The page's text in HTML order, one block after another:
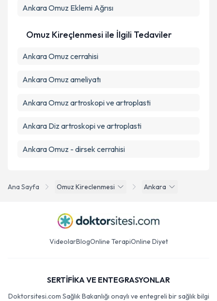
Ana Sayfa Omuz Kireclenmesi Ankara
Ankara Omuz Eklemi Ağrısı
Omuz Kireçlenmesi ile İlgili Tedaviler
Ankara Omuz cerrahisi
Ankara Omuz ameliyatı
Ankara Omuz artroskopi ve artroplasti
Ankara Diz artroskopi ve artroplasti
Ankara Omuz - dirsek cerrahisi
VideolarBlogOnline TerapiOnline Diyet
SERTİFİKA VE ENTEGRASYONLAR
Doktorsitesi.com Sağlık Bakanlığı onaylı ve entegreli bir sağlık bilgi